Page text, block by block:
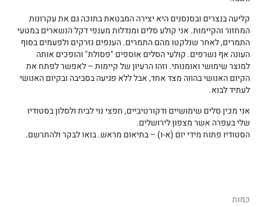
קליעה בנצרים ובסנסנים היא יצירה המבטאת בתוכה גם את עקרונות
המחזור והקיימות. אני קולע סלים ומנדלות מענפי דקל הנשארים במטעי
התמרים, לאחר שנלקטו מהם התמרים. הענפים נזרקים ולפעמים בסוף
העונה אף נשרפים. קולעי הסלים אוספים "פסולת" והופכים אותה
למוצר שימושי ואומנותי. וזהו הרעיון של קיימות – לאפשר לפתח את
הקיום האנושי בהווה מצד אחד, אבל ללא פגיעה בסביבה ובקיום האנושי
לעתיד לבוא.
אני מכין סלים שימושיים ודקורטיביים, חפצי נוי לבית ולסלון בסטודיו
שלי בעפרה אשר מצפון לירושלים.
הסטודיו פתוח מידי יום (א-ו) – בתיאום מראש. בואו לבקר ולהתרשם.
כמות